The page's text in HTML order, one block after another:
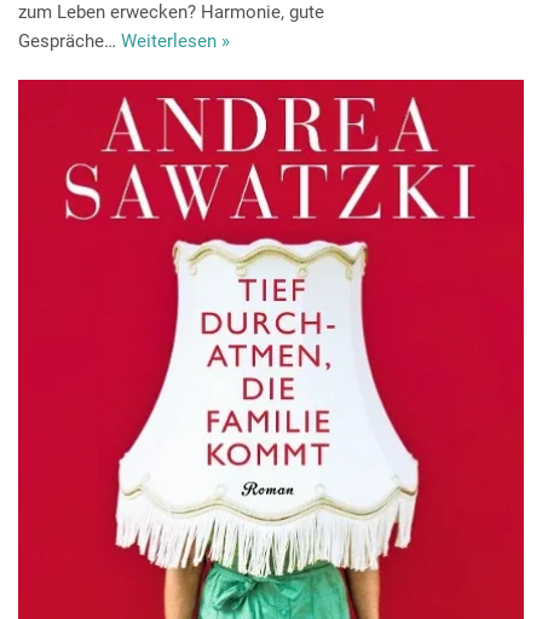
zum Leben erwecken? Harmonie, gute
Gespräche… Weiterlesen »